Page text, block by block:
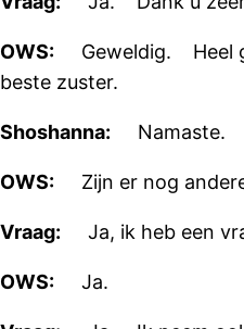
OWS: Geweldig. Heel
beste zuster.
Shoshanna: Namaste.
OWS: Zijn er nog
Vraag: Ja, ik heb een
OWS: Ja.